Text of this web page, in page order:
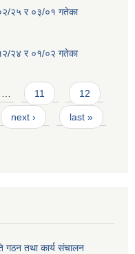
२५ र ०३/०१ गतेका
२४ र ०१/०२ गतेका
… 11 12
next › last »
गठन तथा कार्य संचालन